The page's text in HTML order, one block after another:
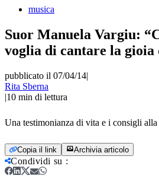
musica
Suor Manuela Vargiu:
voglia di cantare la gioia
pubblicato il 07/04/14|
Rita Sberna
|10 min di lettura
Una testimonianza di vita e i consigli
Copia il link Archivia articolo
Condividi su :